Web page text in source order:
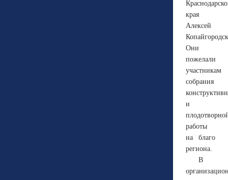
края
Алексей
Они
пожелали
участникам
собрания
и
работы
на благо
региона.
В